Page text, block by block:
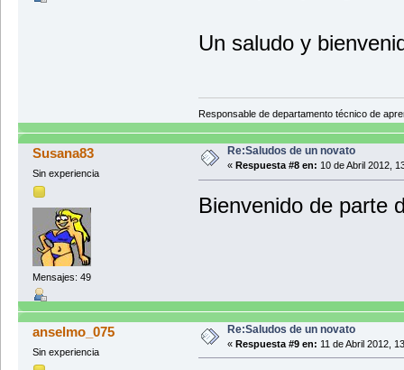
Un saludo y
Responsable de departamento técnico de
Susana83
Sin experiencia
Mensajes: 49
Re:Saludos de un novato
« Respuesta #8 en: 10 de Abril 2012,
Bienvenido de parte
anselmo_075
Sin experiencia
Re:Saludos de un novato
« Respuesta #9 en: 11 de Abril 2012,